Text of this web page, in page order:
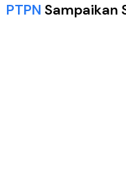
PTPN Sampaikan